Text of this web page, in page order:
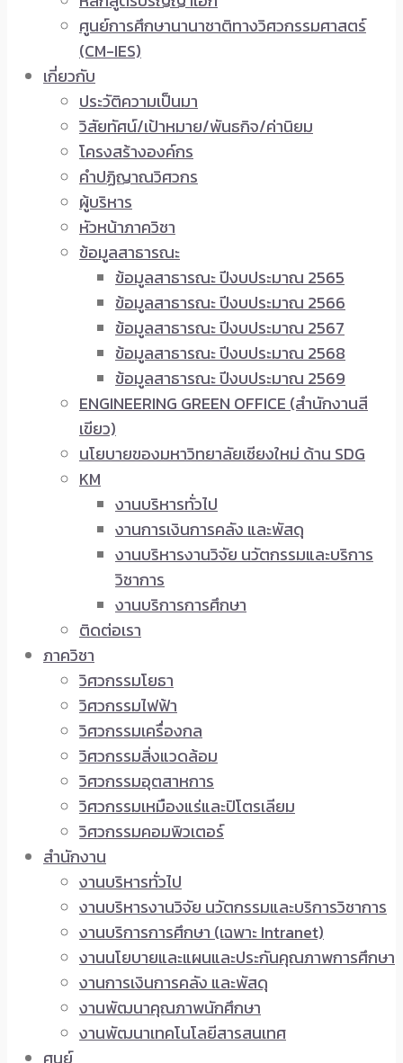
ศูนย์การศึกษานานาชาติทางวิศวกรรมศาสตร์
(CM-IES)
เกี่ยวกับ
ประวัติความเป็นมา
วิสัยทัศน์/เป้าหมาย/พันธกิจ/ค่านิยม
โครงสร้างองค์กร
คำปฏิญาณวิศวกร
ผู้บริหาร
หัวหน้าภาควิชา
ข้อมูลสาธารณะ
ข้อมูลสาธารณะ ปีงบประมาณ 2565
ข้อมูลสาธารณะ ปีงบประมาณ 2566
ข้อมูลสาธารณะ ปีงบประมาณ 2567
ข้อมูลสาธารณะ ปีงบประมาณ 2568
ข้อมูลสาธารณะ ปีงบประมาณ 2569
ENGINEERING GREEN OFFICE (สำนักงานสี
เขียว)
นโยบายของมหาวิทยาลัยเชียงใหม่ ด้าน SDG
KM
งานบริหารทั่วไป
งานการเงินการคลัง และพัสดุ
งานบริหารงานวิจัย นวัตกรรมและบริการ
วิชาการ
งานบริการการศึกษา
ติดต่อเรา
ภาควิชา
วิศวกรรมโยธา
วิศวกรรมไฟฟ้า
วิศวกรรมเครื่องกล
วิศวกรรมสิ่งแวดล้อม
วิศวกรรมอุตสาหการ
วิศวกรรมเหมืองแร่และปิโตรเลียม
วิศวกรรมคอมพิวเตอร์
สำนักงาน
งานบริหารทั่วไป
งานบริหารงานวิจัย นวัตกรรมและบริการวิชาการ
งานบริการการศึกษา (เฉพาะ Intranet)
งานนโยบายและแผนและประกันคุณภาพการศึกษา
งานการเงินการคลัง และพัสดุ
งานพัฒนาคุณภาพนักศึกษา
งานพัฒนาเทคโนโลยีสารสนเทศ
ศูนย์